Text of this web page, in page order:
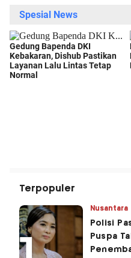
Terpopuler
Nusantara
Polisi
Puspa